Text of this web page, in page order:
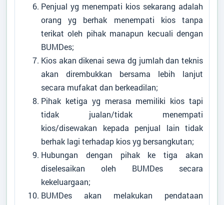
Penjual yg menempati kios sekarang adalah
orang yg berhak menempati kios tanpa
terikat oleh pihak manapun kecuali dengan
BUMDes;
Kios akan dikenai sewa dg jumlah dan teknis
akan dirembukkan bersama lebih lanjut
secara mufakat dan berkeadilan;
Pihak ketiga yg merasa memiliki kios tapi
tidak jualan/tidak menempati
kios/disewakan kepada penjual lain tidak
berhak lagi terhadap kios yg bersangkutan;
Hubungan dengan pihak ke tiga akan
diselesaikan oleh BUMDes secara
kekeluargaan;
BUMDes akan melakukan pendataan